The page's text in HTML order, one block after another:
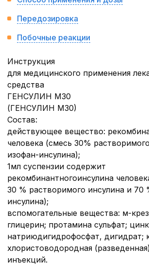
Передозировка
Побочные реакции
Инструкция
для медицинского применения
средства
ГЕНСУЛИН М30
(ГЕНСУЛИН М30)
Состав:
действующее вещество:
человека (смесь 30%
изофан-инсулина);
1мл суспензии содержит
рекомбинантногоинсулина
30 % растворимого инсулина и 70
инсулина);
вспомогательные вещества: м-
глицерин; протамина сульфат;
натриюдигидрофосфат, дигидрат;
хлористоводородная
инъекций.